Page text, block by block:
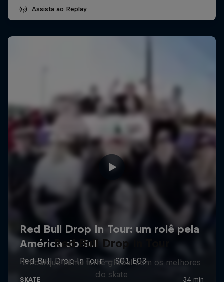
Assista ao Replay
Red Bull Drop In Tour
Embarque numa turnê global com os melhores
do skate